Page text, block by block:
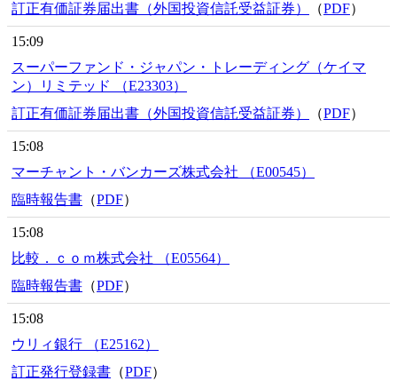
訂正有価証券届出書（外国投資信託受益証券）
（PDF）
15:09
スーパーファンド・ジャパン・トレーディング（ケイマ
ン）リミテッド （E23303）
訂正有価証券届出書（外国投資信託受益証券）
（PDF）
15:08
マーチャント・バンカーズ株式会社 （E00545）
臨時報告書 （PDF）
15:08
比較．ｃｏｍ株式会社 （E05564）
臨時報告書 （PDF）
15:08
ウリィ銀行 （E25162）
訂正発行登録書 （PDF）